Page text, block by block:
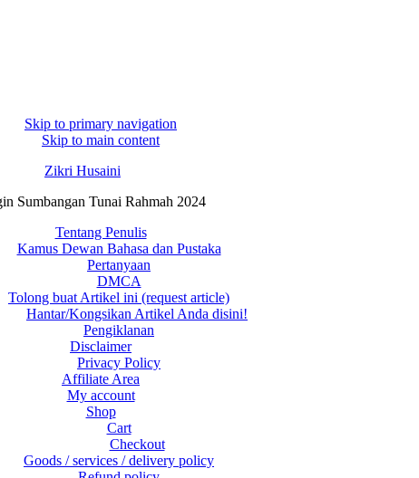
Skip to primary navigation
Skip to main content
Zikri Husaini
Sumbangan Tunai Rahmah 2024
Tentang Penulis
Kamus Dewan Bahasa dan Pustaka
Pertanyaan
DMCA
Tolong buat Artikel ini (request article)
Hantar/Kongsikan Artikel Anda disini!
Pengiklanan
Disclaimer
Privacy Policy
Affiliate Area
My account
Shop
Cart
Checkout
Goods / services / delivery policy